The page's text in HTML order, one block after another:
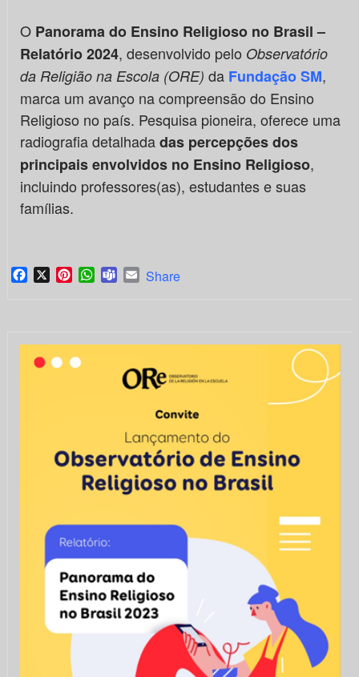
O Panorama do Ensino Religioso no Brasil –
Relatório 2024, desenvolvido pelo Observatório
da Religião na Escola (ORE) da Fundação SM,
marca um avanço na compreensão do Ensino
Religioso no país. Pesquisa pioneira, oferece uma
radiografia detalhadadas percepções dos
principais envolvidos no Ensino Religioso,
incluindo professores(as), estudantes e suas
famílias.
Facebook
X PinterestWhatsApp
TeamsEmail
Share